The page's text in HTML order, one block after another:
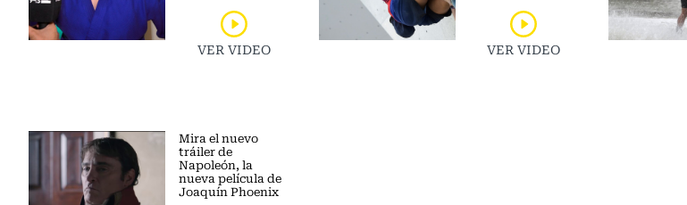
VER VIDEO VER VIDEO
Mira el nuevo
tráiler de
Napoleón, la
nueva película de
Joaquín Phoenix